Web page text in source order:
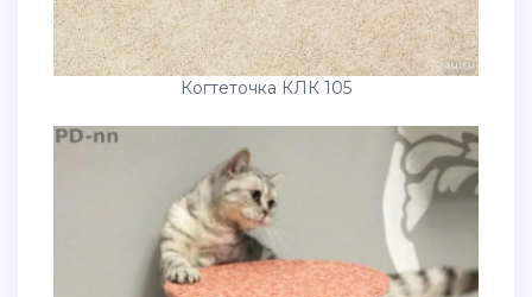
Когтеточка КЛК 105